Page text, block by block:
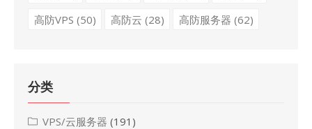
高防VPS (50) 高防云 (28) 高防服务器 (62)
分类
VPS/云服务器 (191)